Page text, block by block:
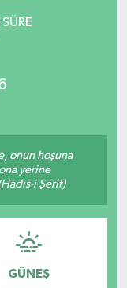
onun hoşuna
yerine
i Şerif)
GÜNEŞ